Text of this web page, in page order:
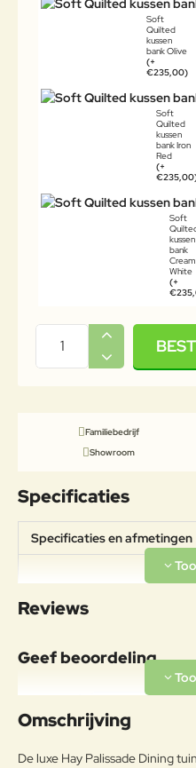
Soft
Quilted
kussen
bank Olive
(+
€235,00)
Soft
Quilted
kussen
bank Iron
Red
(+
Soft
kussen
bank
Cream
White
(+
Familiebedrijf
Showroom
Specificaties
Specificaties en afmetingen
Reviews
Geef beoordeling
Uw naam:
g:
Omschrijving
De luxe Hay Palissade Dining